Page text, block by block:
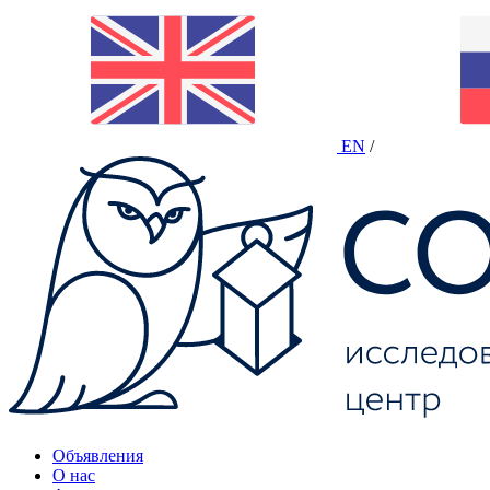
EN /
Объявления
О нас